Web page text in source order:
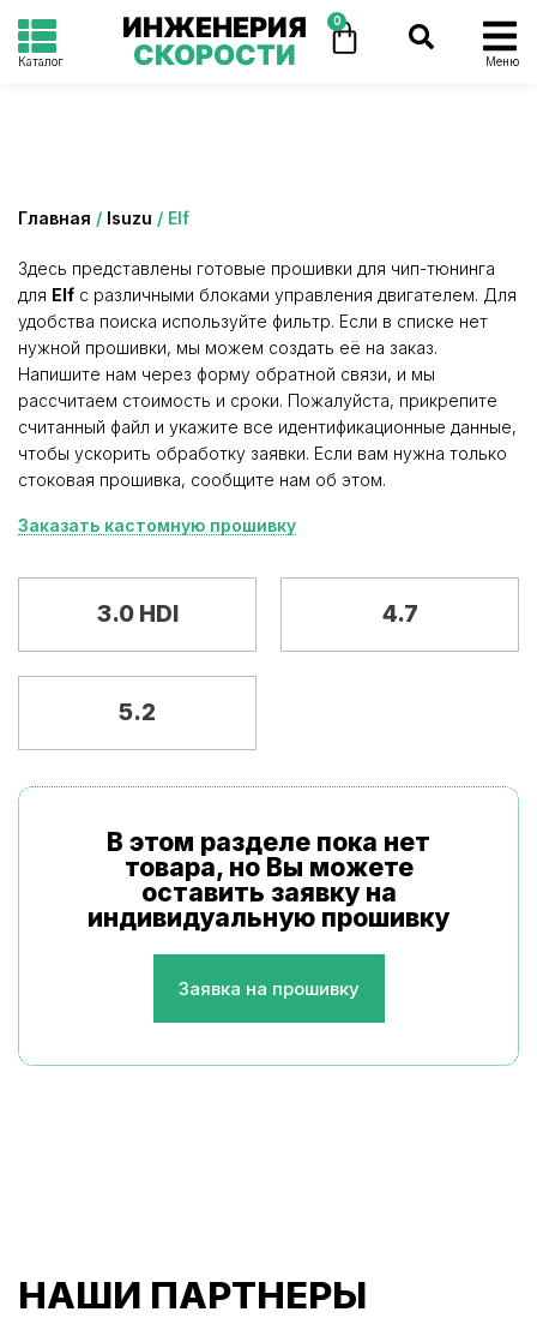
Каталог
ИНЖЕНЕРИЯ
СКОРОСТИ
0
Меню
Главная / Isuzu / Elf
Здесь представлены готовые прошивки для чип-тюнинга
для Elf с различными блоками управления двигателем. Для
удобства поиска используйте фильтр. Если в списке нет
нужной прошивки, мы можем создать её на заказ.
Напишите нам через форму обратной связи, и мы
рассчитаем стоимость и сроки. Пожалуйста, прикрепите
считанный файл и укажите все идентификационные данные,
чтобы ускорить обработку заявки. Если вам нужна только
стоковая прошивка, сообщите нам об этом.
Заказать кастомную прошивку
3.0 HDI 4.7
5.2
В этом разделе пока нет
товара, но Вы можете
оставить заявку на
индивидуальную прошивку
Заявка на прошивку
НАШИ ПАРТНЕРЫ